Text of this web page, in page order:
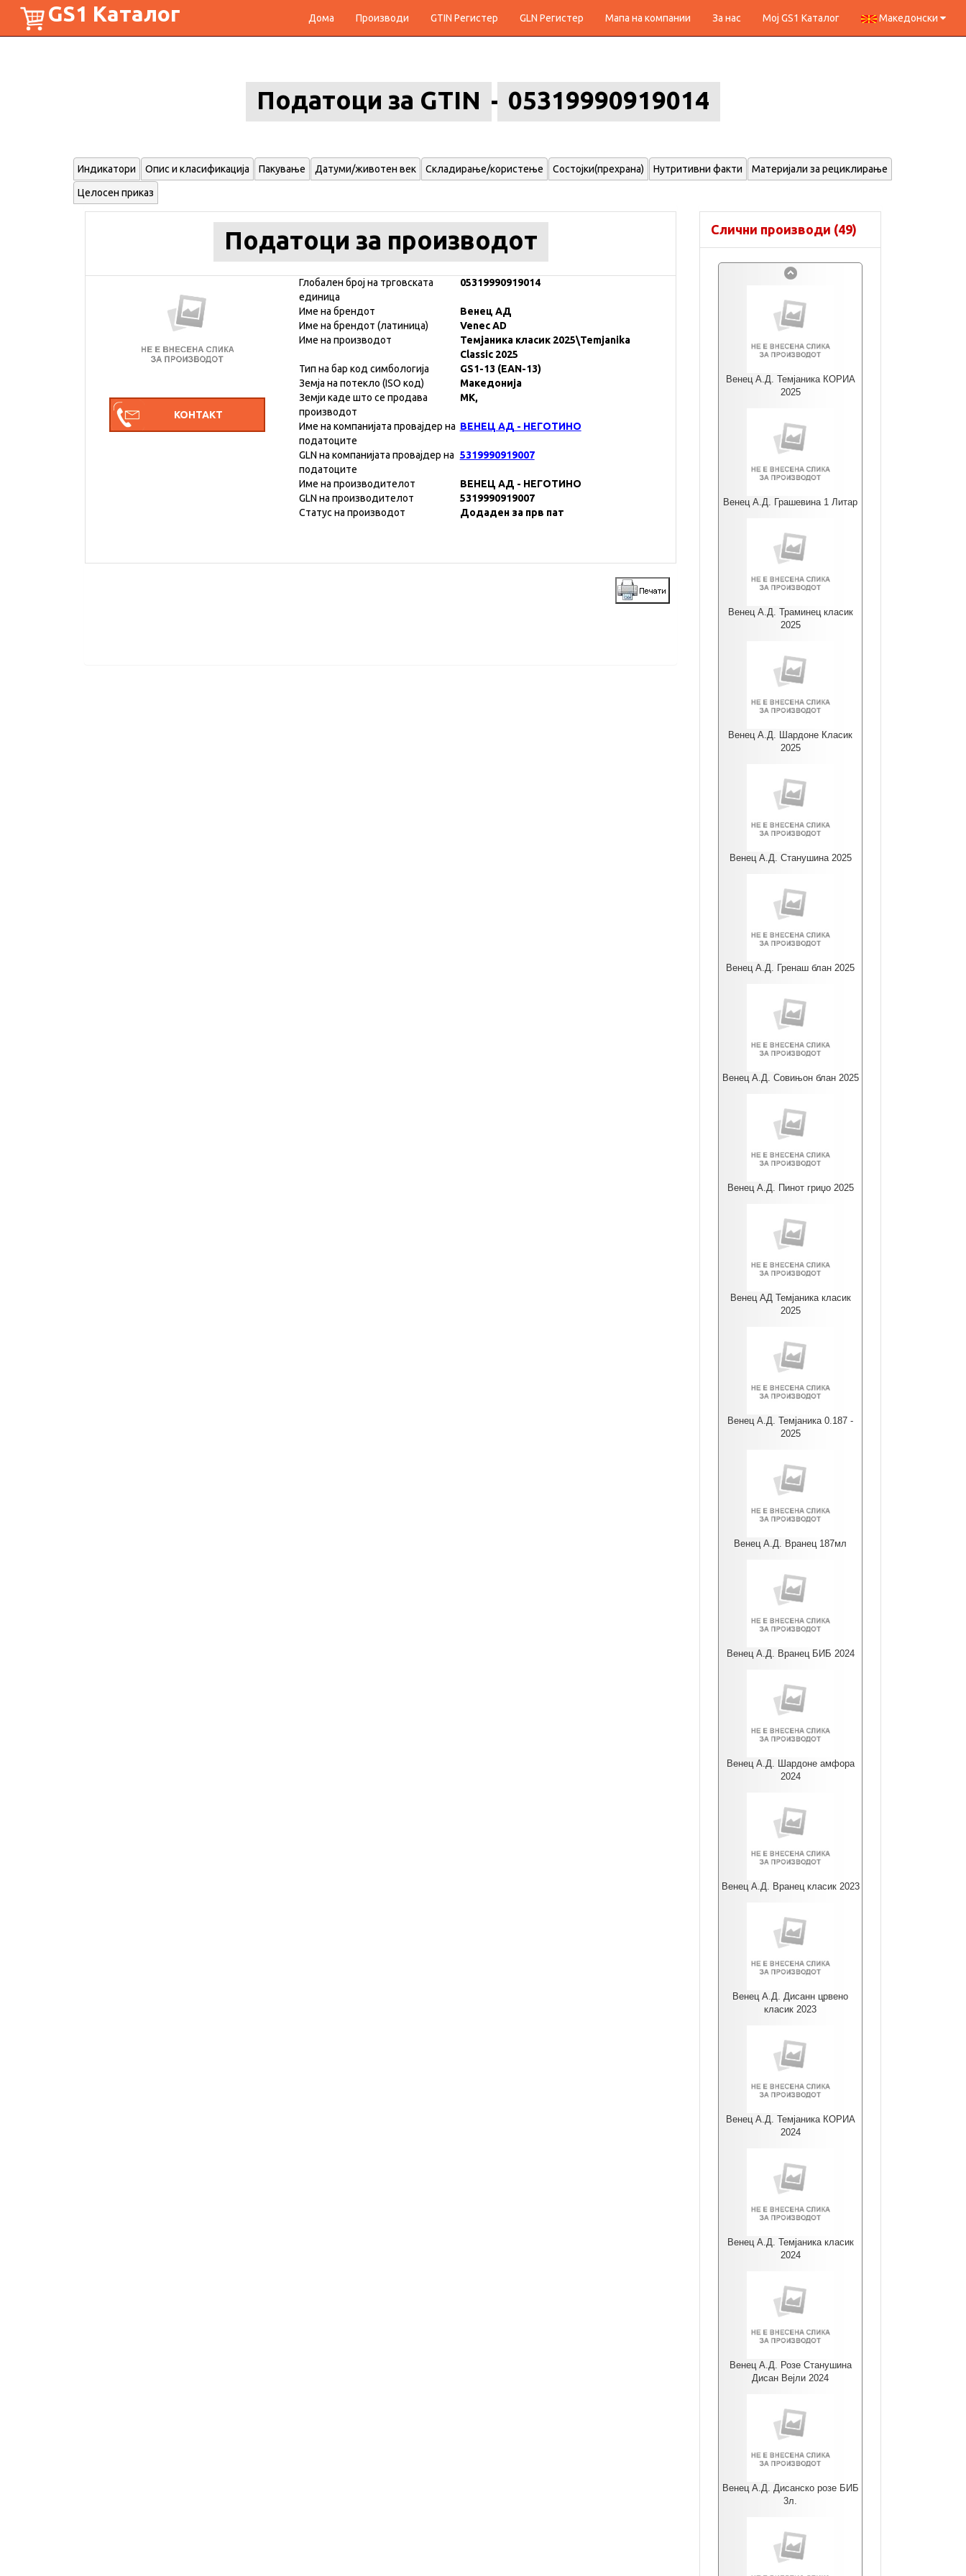
GS1 Каталог Дома Производи GTIN Регистер GLN Регистер Мапа на компании За нас Мој GS1 Каталог Македонски
Податоци за GTIN 05319990919014
Индикатори Опис и класификација Пакување Датуми/животен век Складирање/користење Состојки(прехрана) Нутритивни факти Материјали за рециклирање
Целосен приказ
Податоци за производот
Глобален број на трговската
единица
05319990919014
Име на брендот
Венец АД
Име на брендот (латиница)
Venec AD
Име на производот
Темјаника класик 2025\Temjanika
Classic 2025
Тип на бар код симбологија
GS1-13 (EAN-13)
Земја на потекло (ISO код)
Македонија
Земји каде што се продава
производот
MK,
Име на компанијата провајдер на
податоците
ВЕНЕЦ АД - НЕГОТИНО
GLN на компанијата провајдер на
податоците
5319990919007
Име на производителот
ВЕНЕЦ АД - НЕГОТИНО
GLN на производителот
5319990919007
Статус на производот
Додаден за прв пат
Слични производи (49)
Венец А.Д. Темјаника КОРИА
2025
Венец А.Д. Грашевина 1 Литар
Венец А.Д. Траминец класик
2025
Венец А.Д. Шардоне Класик
2025
Венец А.Д. Станушина 2025
Венец А.Д. Гренаш блан 2025
Венец А.Д. Совињон блан 2025
Венец А.Д. Пинот гриџо 2025
Венец АД Темјаника класик
2025
Венец А.Д. Темјаника 0.187 -
2025
Венец А.Д. Вранец 187мл
Венец А.Д. Вранец БИБ 2024
Венец А.Д. Шардоне амфора
2024
Венец А.Д. Вранец класик 2023
Венец А.Д. Дисанн црвено
класик 2023
Венец А.Д. Темјаника КОРИА
2024
Венец А.Д. Темјаника класик
2024
Венец А.Д. Розе Станушина
Дисан Вејли 2024
Венец А.Д. Дисанско розе БИБ
3л.